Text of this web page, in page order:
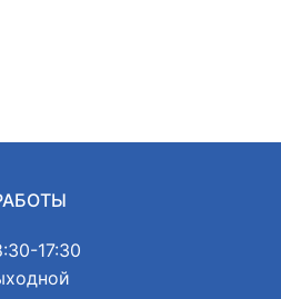
17:30